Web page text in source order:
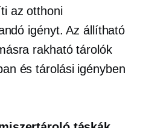
az otthoni
igényt. Az állítható
rakható tárolók
és tárolási igényben